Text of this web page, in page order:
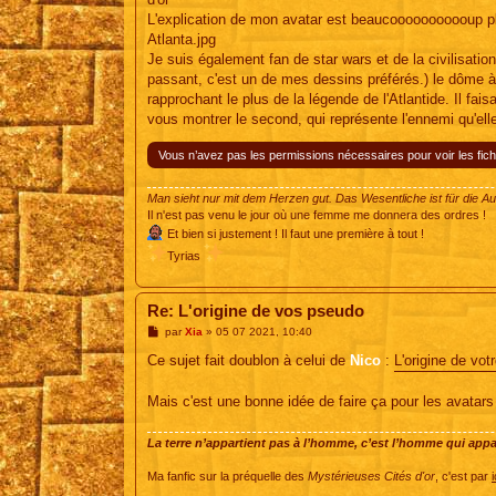
L'explication de mon avatar est
Atlanta.jpg
Je suis également fan de star wars et de la
passant, c'est un de mes dessins préférés.) le dôme
rapprochant le plus de la légende de l'Atlantide. Il
vous montrer le second, qui représente l'ennemi
Vous n’avez pas les permissions nécessaires pour voir les
Man sieht nur mit dem Herzen gut. Das Wesentliche ist für die
Il n'est pas venu le jour où une femme me donnera des ordres !
Et bien si justement ! Il faut une première à tout !
Tyrias
Re: L'origine de vos pseudo
M
s
g
e
parXia» 05 07 2021, 10:40
Ce sujet fait doublon à celui de Nico : L'origine de
Mais c'est une bonne idée de faire ça pour les
La terre n’appartient pas à l’homme, c’est l’homme qui
Ma fanfic sur la préquelle des Mystérieuses Cités d'or , c'est par